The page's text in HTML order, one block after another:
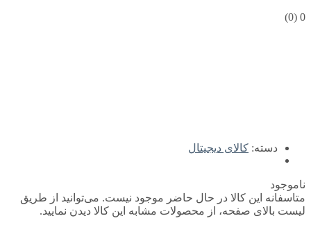
0
(0)
دسته: کالای دیجیتال
ناموجود
متاسفانه این کالا در حال حاضر موجود نیست. می‌توانید از طریق
لیست بالای صفحه، از محصولات مشابه این کالا دیدن نمایید.